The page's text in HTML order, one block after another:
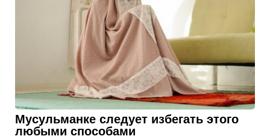
Мусульманке следует избегать этого
любыми способами